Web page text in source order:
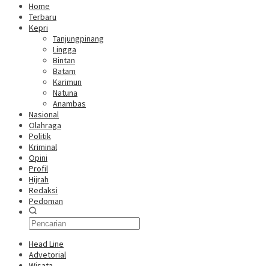
Home
Terbaru
Kepri
Tanjungpinang
Lingga
Bintan
Batam
Karimun
Natuna
Anambas
Nasional
Olahraga
Politik
Kriminal
Opini
Profil
Hijrah
Redaksi
Pedoman
Head Line
Advetorial